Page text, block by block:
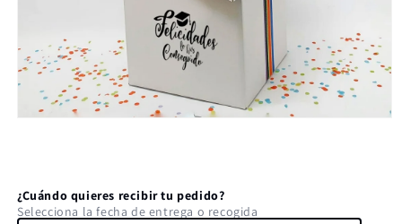
una
ventana
modal
¿Cuándo quieres recibir tu pedido?
Selecciona la fecha de entrega o recogida